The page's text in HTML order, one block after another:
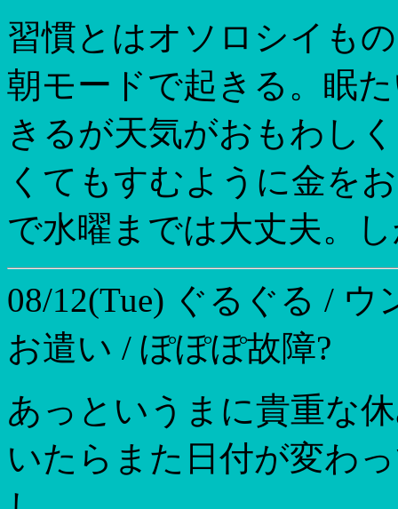
習慣とはオソロシイも
朝モードで起きる。眠
きるが天気がおもわし
くてもすむように金を
で水曜までは大丈夫。
08/12(Tue) ぐるぐる / ウ
お遣い / ぽぽぽ故障?
あっというまに貴重な
いたらまた日付が変わ